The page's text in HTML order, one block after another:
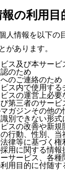
の利用目
人情報を以下の
があります。
ス及び本サー
のため
のご連絡のため
ス内で使用す
スの運営上必要
第三者のサービ
マガジンその他の
別できない形式
スの改善や新
行動、性別、
律等に基づく
用に関する情
サービス、各
利用目的に付随す